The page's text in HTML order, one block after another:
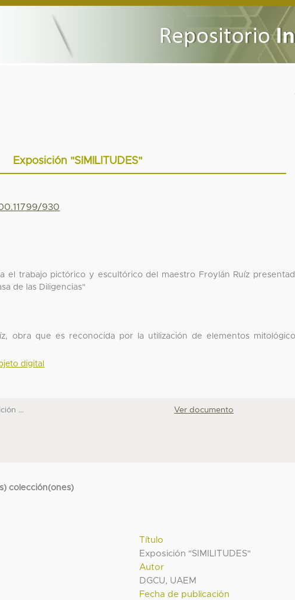
Exposición "SIMILITUDES"
930
el trabajo pictórico y escultórico del maestro Froylán Ruíz
de las Diligencias"
obra que es reconocida por la utilización de elementos
digital
...
Ver documento
colección(ones)
Título
Exposición "SIMILITUDES"
Autor
DGCU, UAEM
Fecha de publicación